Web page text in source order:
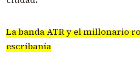
La banda ATR y el millonario
escribanía